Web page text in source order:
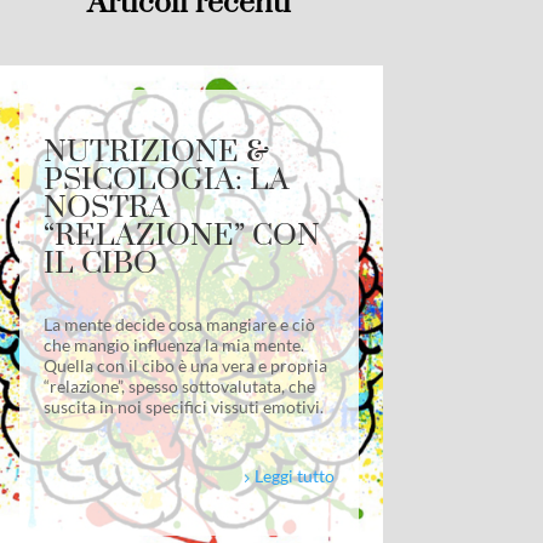
NUTRIZIONE &
PSICOLOGIA: LA
NOSTRA
“RELAZIONE” CON
IL CIBO
La mente decide cosa mangiare e ciò
che mangio influenza la mia mente.
Quella con il cibo è una vera e propria
“relazione”, spesso sottovalutata, che
suscita in noi specifici vissuti emotivi.
Leggi tutto